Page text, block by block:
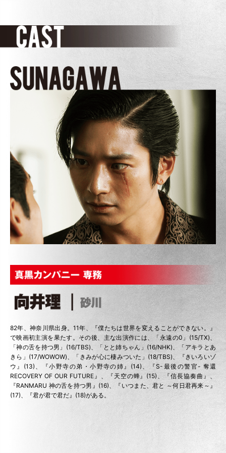
82年、神奈川県出身。11年、『僕たちは世界を変えることができない。』
で映画初主演を果たす。その後、主な出演作には、「永遠の0」(15/TX)、
「神の舌を持つ男」(16/TBS)、「とと姉ちゃん」(16/NHK)、「アキラとあ
きら」(17/WOWOW)、「きみが心に棲みついた」(18/TBS)、『きいろいゾ
ウ』(13)、『小野寺の弟・小野寺の姉』(14)、『S-最後の警官- 奪還
RECOVERY OF OUR FUTURE』、『天空の蜂』(15)、『信長協奏曲』、
『RANMARU 神の舌を持つ男』(16)、『いつまた、君と ～何日君再来～』
(17)、『君が君で君だ』(18)がある。